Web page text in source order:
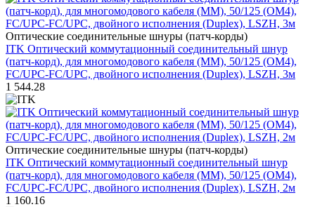
Оптические соединительные шнуры (патч-корды)
ITK Оптический коммутационный соединительный шнур
(патч-корд), для многомодового кабеля (MM), 50/125 (OM4),
FC/UPC-FC/UPC, двойного исполнения (Duplex), LSZH, 3м
1 544.28
Оптические соединительные шнуры (патч-корды)
ITK Оптический коммутационный соединительный шнур
(патч-корд), для многомодового кабеля (MM), 50/125 (OM4),
FC/UPC-FC/UPC, двойного исполнения (Duplex), LSZH, 2м
1 160.16